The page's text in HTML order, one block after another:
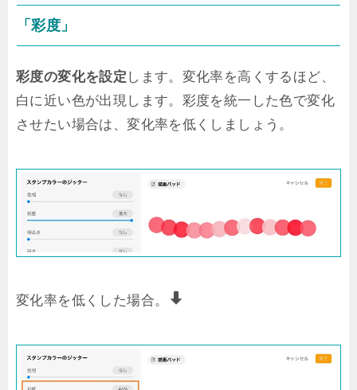
「彩度」
彩度の変化を設定 します。変化率を高くするほど、
白に近い色が出現します。彩度を統一した色で変化
させたい場合は、変化率を低くしましょう。
変化率を低くした場合。